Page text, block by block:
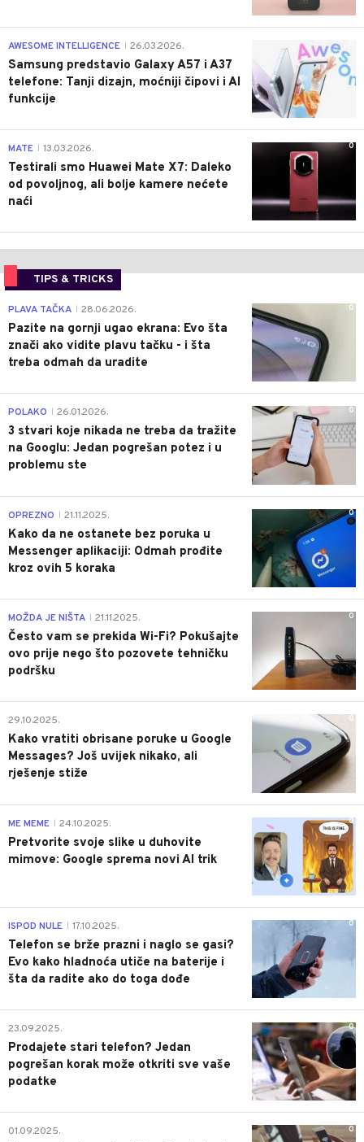
AWESOME INTELLIGENCE 26.03.2026.
Samsung predstavio Galaxy A57 i A37
telefone: Tanji dizajn, moćniji čipovi i AI
funkcije
0
MATE 13.03.2026.
Testirali smo Huawei Mate X7: Daleko
od povoljnog, ali bolje kamere nećete
naći
TIPS & TRICKS
0
PLAVA TAČKA 28.06.2026.
Pazite na gornji ugao ekrana: Evo šta
znači ako vidite plavu tačku - i šta
treba odmah da uradite
0
POLAKO 26.01.2026.
3 stvari koje nikada ne treba da tražite
na Googlu: Jedan pogrešan potez i u
problemu ste
0
OPREZNO 21.11.2025.
Kako da ne ostanete bez poruka u
Messenger aplikaciji: Odmah prođite
kroz ovih 5 koraka
0
MOŽDA JE NIŠTA 21.11.2025.
Često vam se prekida Wi-Fi? Pokušajte
ovo prije nego što pozovete tehničku
podršku
0
29.10.2025.
Kako vratiti obrisane poruke u Google
Messages? Još uvijek nikako, ali
rješenje stiže
0
ME MEME 24.10.2025.
Pretvorite svoje slike u duhovite
mimove: Google sprema novi AI trik
0
ISPOD NULE 17.10.2025.
Telefon se brže prazni i naglo se gasi?
Evo kako hladnoća utiče na baterije i
šta da radite ako do toga dođe
0
23.09.2025.
Prodajete stari telefon? Jedan
pogrešan korak može otkriti sve vaše
podatke
0
01.09.2025.